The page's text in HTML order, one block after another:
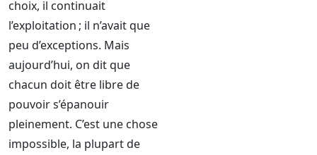
choix, il continuait
l’exploitation ; il n’avait que
peu d’exceptions. Mais
aujourd’hui, on dit que
chacun doit être libre de
pouvoir s’épanouir
pleinement. C’est une chose
impossible, la plupart de